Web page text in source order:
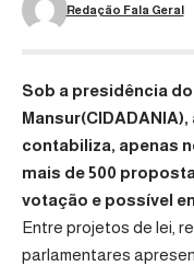
Redação Fala Geral
Sob a presidência
Mansur
contabiliza, apenas
mais de 500
votação e possível
Entre projetos de lei,
parlamentares